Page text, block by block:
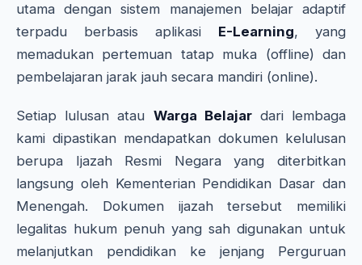
utama dengan sistem manajemen belajar adaptif
terpadu berbasis aplikasi E-Learning, yang
memadukan pertemuan tatap muka (offline) dan
pembelajaran jarak jauh secara mandiri (online).
Setiap lulusan atau Warga Belajardari lembaga
kami dipastikan mendapatkan dokumen kelulusan
berupa Ijazah Resmi Negara yang diterbitkan
langsung oleh Kementerian Pendidikan Dasar dan
Menengah. Dokumen ijazah tersebut memiliki
legalitas hukum penuh yang sah digunakan untuk
melanjutkan pendidikan ke jenjang Perguruan